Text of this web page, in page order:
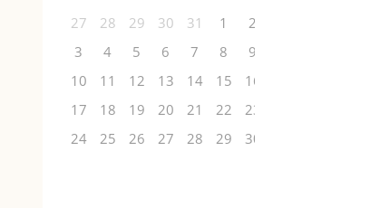
27 28 29 30 31 1
2
3
4 5 6 7 8
9
10
11 12 13 14 15
16
17
18 19 20 21 22
23
24
25 26 27 28 29 30